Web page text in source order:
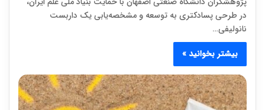
در طرحی پسادکتری به توسعه و مشخصه‌یابی یک داربست
نانولیفی…
بیشتر بخوانید »